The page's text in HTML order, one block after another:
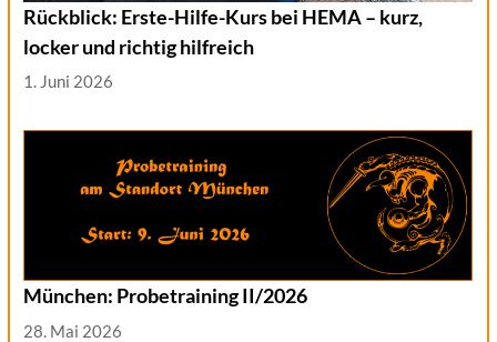
Rückblick: Erste-Hilfe-Kurs bei HEMA – kurz,
locker und richtig hilfreich
1. Juni 2026
München: Probetraining II/2026
28. Mai 2026